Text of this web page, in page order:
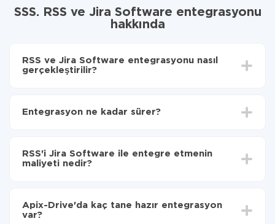
SSS. RSS ve Jira Software entegrasyonu
hakkında
RSS ve Jira Software entegrasyonu nasıl
gerçekleştirilir?
aktarılacağını seçin
Software'ye aktarılacaktır.
Entegrasyon ne kadar sürer?
olarak, 10-15 dakika sürer.
RSS'i Jira Software ile entegre etmenin
maliyeti nedir?
Hizmetimiz aracılığıyla yalnızca bir sisteminizden
diğerine aktarılan veri miktarı için ödeme yaparsınız.
Apix-Drive'da kaç tane hazır entegrasyon
var?